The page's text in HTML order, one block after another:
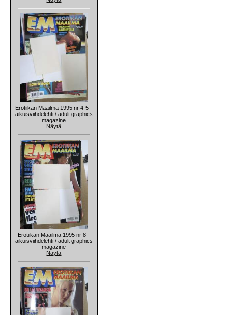
Erotiikan Maailma 1995 nr 4-5 -
aikuisviihdelehti / adult graphics
magazine
Näytä
Erotiikan Maailma 1995 nr 8 -
aikuisviihdelehti / adult graphics
magazine
Näytä